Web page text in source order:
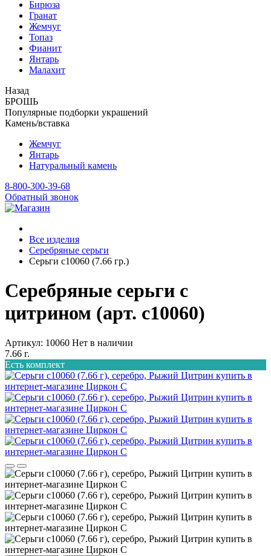
Бирюза
Гранат
Жемчуг
Топаз
Фианит
Янтарь
Малахит
Назад
БРОШЬ
Популярные подборки украшений
Камень/вставка
Жемчуг
Янтарь
Натуральный камень
8-800-300-39-68
Обратный звонок
Все изделия
Серебряные серьги
Серьги с10060 (7.66 гр.)
Серебряные серьги с
цитрином (арт. с10060)
Артикул: 10060 Нет в наличии
7.66 г.
Есть комплект